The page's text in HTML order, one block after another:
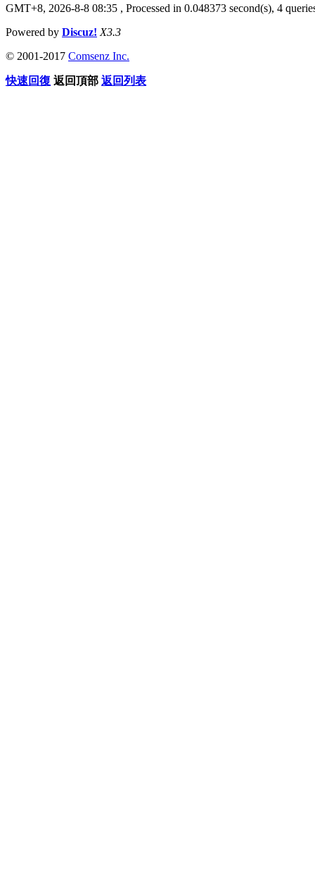
GMT+8, 2026-8-8 08:35 , Processed in 0.048373 second(s), 4
Powered by Discuz! X3.3
© 2001-2017 Comsenz Inc.
快速回復 返回頂部 返回列表